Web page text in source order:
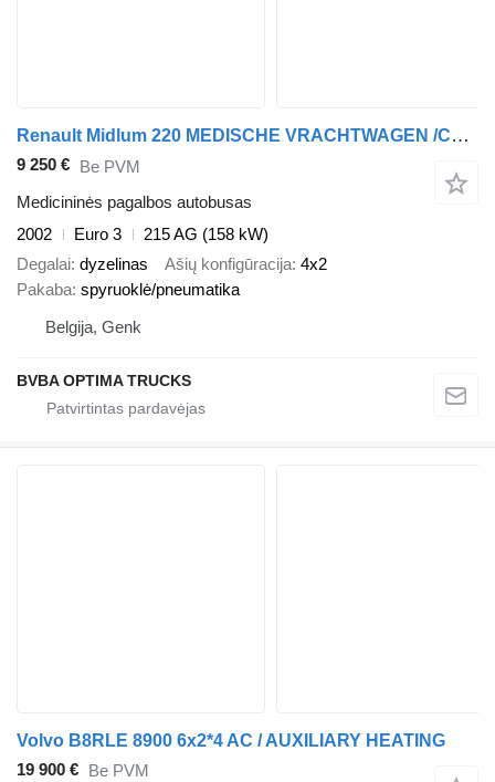
Renault Midlum 220 MEDISCHE VRACHTWAGEN /CAMION MEDICALE / MEDICAL TRUCK
9 250 € Be PVM
Medicininės pagalbos autobusas
2002
Euro 3
215 AG (158 kW)
Degalai dyzelinas Ašių konfigūracija 4x2
Pakaba spyruoklė/pneumatika
Belgija, Genk
BVBA OPTIMA TRUCKS
Volvo B8RLE 8900 6x2*4 AC / AUXILIARY HEATING
19 900 € Be PVM